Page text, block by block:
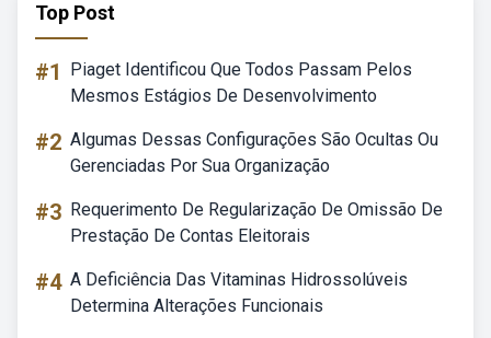
Top Post
#1
Piaget Identificou Que Todos Passam Pelos
Mesmos Estágios De Desenvolvimento
#2 Algumas Dessas Configurações São Ocultas Ou
Gerenciadas Por Sua Organização
#3 Requerimento De Regularização De Omissão De
Prestação De Contas Eleitorais
#4 A Deficiência Das Vitaminas Hidrossolúveis
Determina Alterações Funcionais